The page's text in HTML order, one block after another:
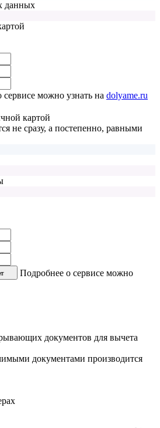
данных
можно узнать на dolyame.ru
картой
не сразу, а постепенно, равными
Подробнее о сервисе можно
документов для вычета
документами производится